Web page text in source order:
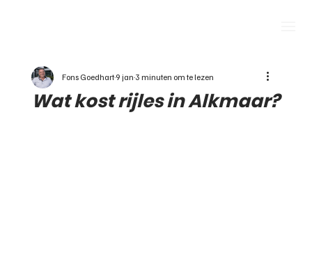
Wat kost rijles in Alkmaar?
Fons Goedhart9 jan3 minuten om te lezen